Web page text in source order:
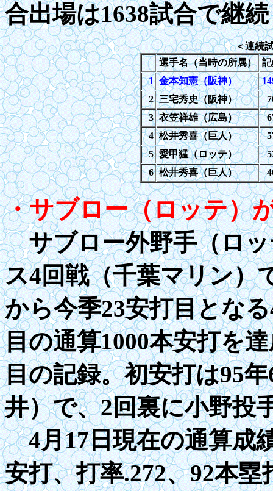
合出場は1638試合で継
＜連続
選手名（当時の所属）
1
金本知憲（阪神） 14
2 三宅秀史（阪神）
3 衣笠祥雄（広島）
4 松井秀喜（巨人）
5 愛甲猛（ロッテ）
6 松井秀喜（巨人）
・サブロー（ロッテ）
サブロー外野手（ロッ
ス4回戦（千葉マリン）
から今季23安打目とな
目の通算1000本安打を
目の記録。初安打は95
井）で、2回裏に小野投
4月17日現在の通算成
安打、打率.272、92本塁